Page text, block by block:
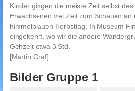
Kinder gingen die meiste Zeit selbst
Erwachsenen viel Zeit zum Schauen an
himmelblauen Herbsttag. In Museum
eingekehrt, wo wir die andere
Gehzeit etwa 3 Std.
[Martin Graf]
Bilder Gruppe 1